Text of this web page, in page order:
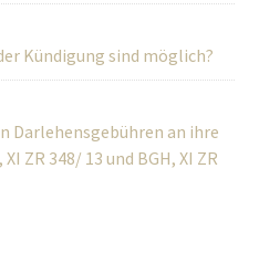
Kündigung sind möglich?
Darlehensgebühren an ihre
ZR 348/ 13 und BGH, XI ZR